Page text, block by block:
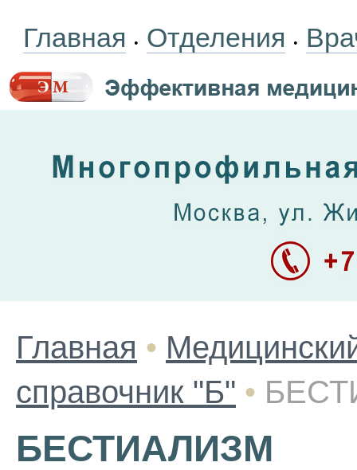
Главная • Отделения •
Главная •
справочник "Б" •
БЕСТИАЛИЗМ